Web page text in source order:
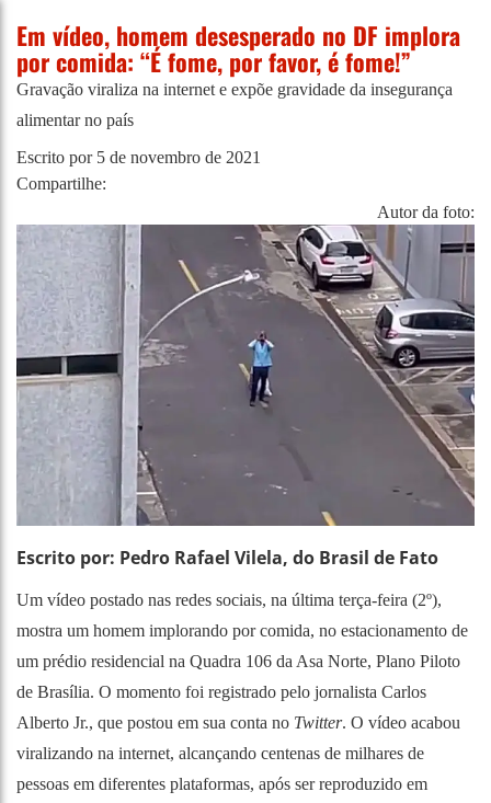
Em vídeo, homem desesperado no DF implora
por comida: “É fome, por favor, é fome!”
Gravação viraliza na internet e expõe gravidade da insegurança
alimentar no país
Escrito por 5 de novembro de 2021
Compartilhe:
Autor da foto:
Escrito por: Pedro Rafael Vilela, do Brasil de Fato
Um vídeo postado nas redes sociais, na última terça-feira (2º),
mostra um homem implorando por comida, no estacionamento de
um prédio residencial na Quadra 106 da Asa Norte, Plano Piloto
de Brasília. O momento foi registrado pelo jornalista Carlos
Alberto Jr., que postou em sua conta no Twitter. O vídeo acabou
viralizando na internet, alcançando centenas de milhares de
pessoas em diferentes plataformas, após ser reproduzido em